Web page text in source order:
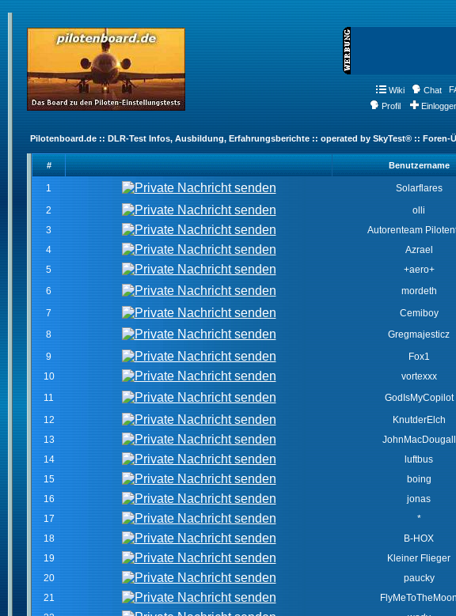
Wiki Chat
Profil
Pilotenboard.de :: DLR-Test Infos, Ausbildung, Erfahrungsberichte :: operated by SkyTest® :: Foren-
# Benutzername
1 Solarflares
2
olli
3
Autorenteam
4
Azrael
5
+aero+
6
mordeth
7
Cemiboy
8
Gregmajesticz
9
Fox1
10
vortexxx
11
GodIsMyCopilot
12
KnutderElch
13
JohnMacDougall
14
luftbus
15
boing
16
jonas
17
*
18
B-HOX
19
Kleiner Flieger
20
paucky
21
FlyMeToTheMoon